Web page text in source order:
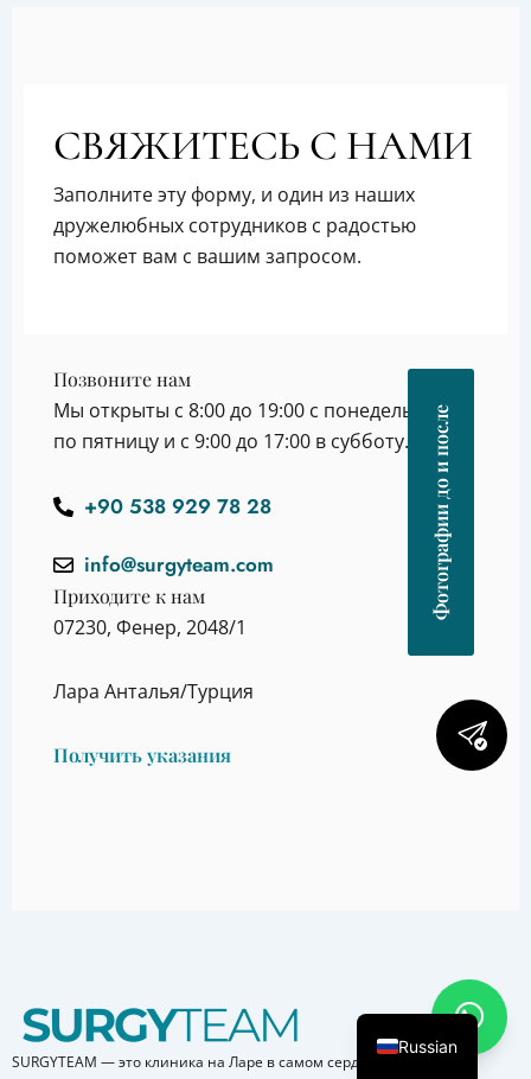
СВЯЖИТЕСЬ С НАМИ
Заполните эту форму, и один из наших
дружелюбных сотрудников с радостью
поможет вам с вашим запросом.
Позвоните нам
Мы открыты с 8:00 до 19:00 с понедельника
по пятницу и с 9:00 до 17:00 в субботу.
+90 538 929 78 28
info@surgyteam.com
Приходите к нам
07230, Фенер, 2048/1
Лара Анталья/Турция
Получить указания
SURGYTEAM — это клиника на Ларе в самом сердце Антальи. Мы
Фотографии до и после
Russian